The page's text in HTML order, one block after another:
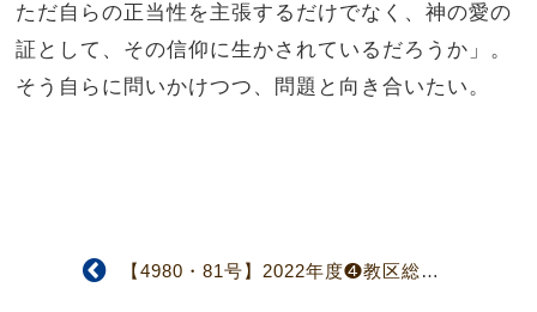
ただ自らの正当性を主張するだけでなく、神の愛の
証として、その信仰に生かされているだろうか」。
そう自らに問いかけつつ、問題と向き合いたい。
【4980・81号】2022年度❹教区総会報告（1面）